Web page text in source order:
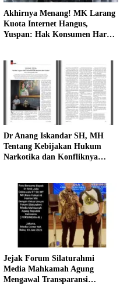
Akhirnya Menang! MK Larang
Kuota Internet Hangus,
Yuspan: Hak Konsumen Harus
Dr Anang Iskandar SH, MH
Tentang Kebijakan Hukum
Narkotika dan Konfliknya
Jejak Forum Silaturahmi
Media Mahkamah Agung
Mengawal Transparansi